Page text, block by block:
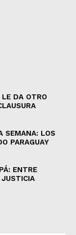
DA OTRO
SEMANA: LOS
PARAGUAY
ENTRE
JUSTICIA